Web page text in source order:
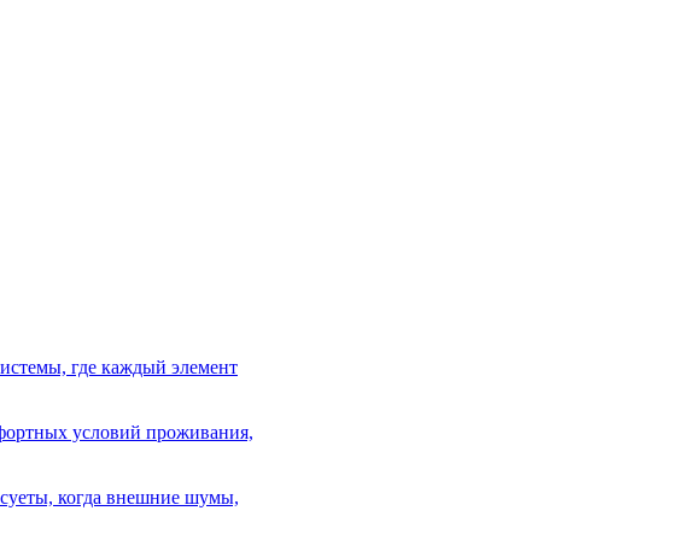
где каждый элемент
условий проживания,
когда внешние шумы,